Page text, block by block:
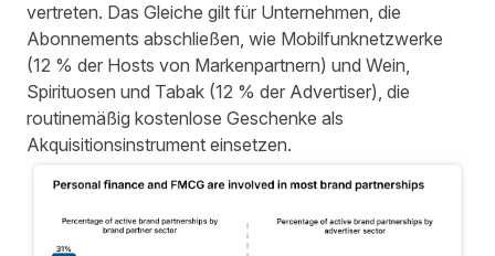
vertreten. Das Gleiche gilt für Unternehmen, die
Abonnements abschließen, wie Mobilfunknetzwerke
(12 % der Hosts von Markenpartnern) und Wein,
Spirituosen und Tabak (12 % der Advertiser), die
routinemäßig kostenlose Geschenke als
Akquisitionsinstrument einsetzen.